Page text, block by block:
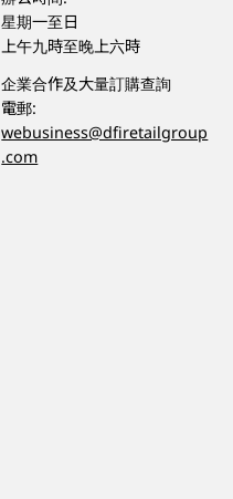
星期一至日
上午九時至晚上六時
企業合作及大量訂購查詢
電郵:
webusiness@dfiretailgroup
.com